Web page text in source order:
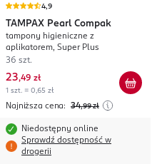
4,9
TAMPAX Pearl Compak
tampony higieniczne z
aplikatorem, Super Plus
36 szt.
23,49 zł
1 szt. = 0,65 zł
Najniższa cena: 34,99 zł
Niedostępny online
Sprawdź dostępność w
drogerii